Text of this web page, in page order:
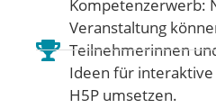
Kompetenzerwerb:
Veranstaltung
Teilnehmerinnen
Ideen für
H5P umsetzen.